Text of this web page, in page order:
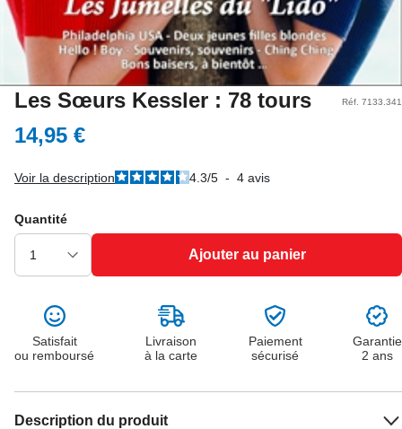
Les Sœurs Kessler : 78 tours Réf. 7133.341
14,95 €
Voir la description 4.3/5 - 4 avis
Quantité
Ajouter au panier
Satisfait
ou remboursé
Livraison
à la carte
Paiement
sécurisé
Garantie
2 ans
Description du produit